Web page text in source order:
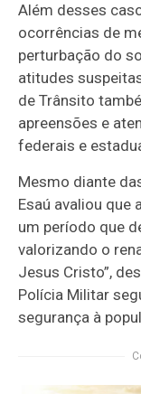
Além desses
ocorrências de
perturbação do
atitudes
de Trânsito
apreensões e
federais e
Mesmo diante
Esaú avaliou que
um período que
valorizando o
Jesus Cristo”,
Polícia Militar
segurança à